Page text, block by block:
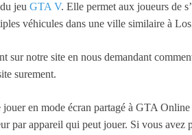
jeu GTA V. Elle permet aux joueurs de
véhicules dans une ville similaire à
sur notre site en nous demandant
surement.
jouer en mode écran partagé à GTA
par appareil qui peut jouer. Si vous avez